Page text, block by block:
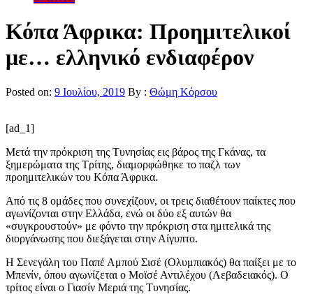
Κόπα Άφρικα: Προημιτελικοί
με… ελληνικό ενδιαφέρον
Posted on: 9 Ιουλίου, 2019 By : Θώμη Κόρσου
[ad_1]
Μετά την πρόκριση της Τυνησίας εις βάρος της Γκάνας, τα
ξημερώματα της Τρίτης, διαμορφώθηκε το παζλ των
προημιτελικών του Κόπα Άφρικα.
Από τις 8 ομάδες που συνεχίζουν, οι τρεις διαθέτουν παίκτες που
αγωνίζονται στην Ελλάδα, ενώ οι δύο εξ αυτών θα
«συγκρουστούν» με φόντο την πρόκριση στα ημιτελικά της
διοργάνωσης που διεξάγεται στην Αίγυπτο.
Η Σενεγάλη του Παπέ Αμπού Σισέ (Ολυμπιακός) θα παίξει με το
Μπενίν, όπου αγωνίζεται ο Μοϊσέ Αντιλέχου (Λεβαδειακός). Ο
τρίτος είναι ο Γιασίν Μεριά της Τυνησίας.